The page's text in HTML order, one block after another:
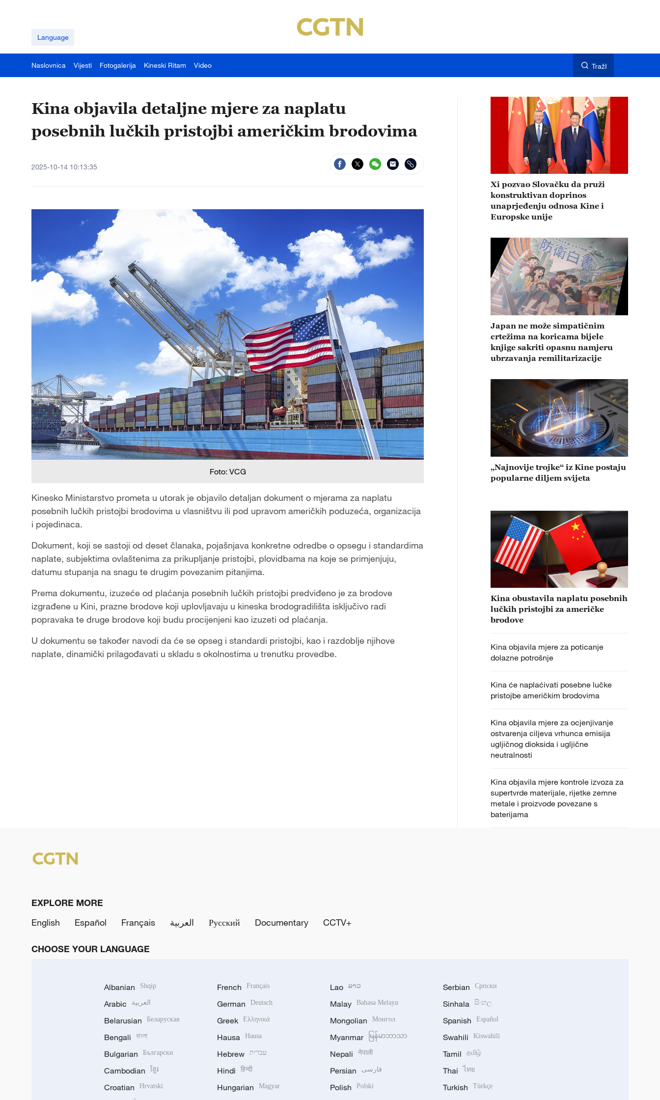
Language
Naslovnica Vijesti Fotogalerija Kineski Ritam Video TražI
Kina objavila detaljne mjere za naplatu
posebnih lučkih pristojbi američkim brodovima
2025-10-14 10:13:35
Foto: VCG
Kinesko Ministarstvo prometa u utorak je objavilo detaljan dokument o mjerama za naplatu
posebnih lučkih pristojbi brodovima u vlasništvu ili pod upravom američkih poduzeća, organizacija
i pojedinaca.
Dokument, koji se sastoji od deset članaka, pojašnjava konkretne odredbe o opsegu i standardima
naplate, subjektima ovlaštenima za prikupljanje pristojbi, plovidbama na koje se primjenjuju,
datumu stupanja na snagu te drugim povezanim pitanjima.
Prema dokumentu, izuzeće od plaćanja posebnih lučkih pristojbi predviđeno je za brodove
izgrađene u Kini, prazne brodove koji uplovljavaju u kineska brodogradilišta isključivo radi
popravaka te druge brodove koji budu procijenjeni kao izuzeti od plaćanja.
U dokumentu se također navodi da će se opseg i standardi pristojbi, kao i razdoblje njihove
naplate, dinamički prilagođavati u skladu s okolnostima u trenutku provedbe.
Xi pozvao Slovačku da pruži
konstruktivan doprinos
unaprjeđenju odnosa Kine i
Europske unije
Japan ne može simpatičnim
crtežima na koricama bijele
knjige sakriti opasnu namjeru
ubrzavanja remilitarizacije
„Najnovije trojke“ iz Kine postaju
popularne diljem svijeta
Kina obustavila naplatu posebnih
lučkih pristojbi za američke
brodove
Kina objavila mjere za poticanje
dolazne potrošnje
Kina će naplaćivati posebne lučke
pristojbe američkim brodovima
Kina objavila mjere za ocjenjivanje
ostvarenja ciljeva vrhunca emisija
ugljičnog dioksida i ugljične
neutralnosti
Kina objavila mjere kontrole izvoza za
supertvrde materijale, rijetke zemne
metale i proizvode povezane s
baterijama
EXPLORE MORE
English
Español Français العربية Русский Documentary CCTV+
CHOOSE YOUR LANGUAGE
Albanian Shqip
Arabic العربية
Belarusian Беларуская
Bengali বাংলা
Bulgarian Български
Cambodian ខ្មែរ
Croatian Hrvatski
French Français
German Deutsch
Greek Ελληνικά
Hausa Hausa
Hebrew עברית
Hindi हिन्दी
Hungarian Magyar
Lao ລາວ
Malay Bahasa Melayu
Mongolian Монгол
Myanmar မြန်မာဘာသာ
Nepali नेपाली
Persian فارسی
Polish Polski
Serbian Српски
Sinhala සිංහල
Spanish Español
Swahili Kiswahili
Tamil தமிழ்
Thai ไทย
Turkish Türkçe